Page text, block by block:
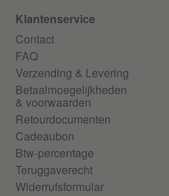
Klantenservice
Contact
FAQ
Verzending & Levering
Betaalmoegelijkheden
& voorwaarden
Retourdocumenten
Cadeaubon
Btw-percentage
Teruggaverecht
Widerrufsformular